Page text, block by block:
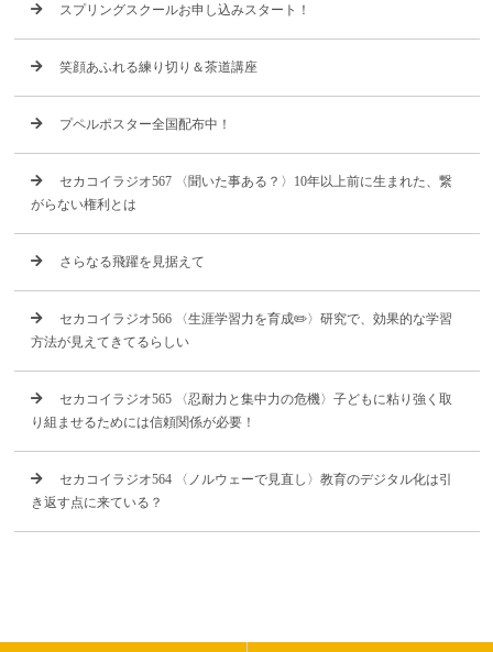
スプリングスクールお申し込みスタート！
笑顔あふれる練り切り＆茶道講座
プペルポスター全国配布中！
セカコイラジオ567 〈聞いた事ある？〉10年以上前に生まれた、繋
がらない権利とは
さらなる飛躍を見据えて
セカコイラジオ566 〈生涯学習力を育成✏️〉研究で、効果的な学習
方法が見えてきてるらしい
セカコイラジオ565 〈忍耐力と集中力の危機〉子どもに粘り強く取
り組ませるためには信頼関係が必要！
セカコイラジオ564 〈ノルウェーで見直し〉教育のデジタル化は引
き返す点に来ている？